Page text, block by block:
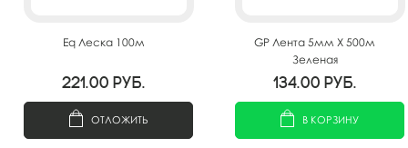
Eq Леска 100м
221.00 руб.
ОТЛОЖИТЬ
GP Лента 5мм X 500м
Зеленая
134.00 руб.
В КОРЗИНУ